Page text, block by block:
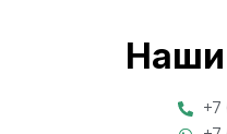
Наши
+7